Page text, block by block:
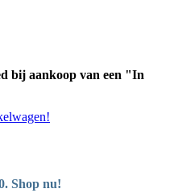
bij aankoop van een "In
Shop nu!